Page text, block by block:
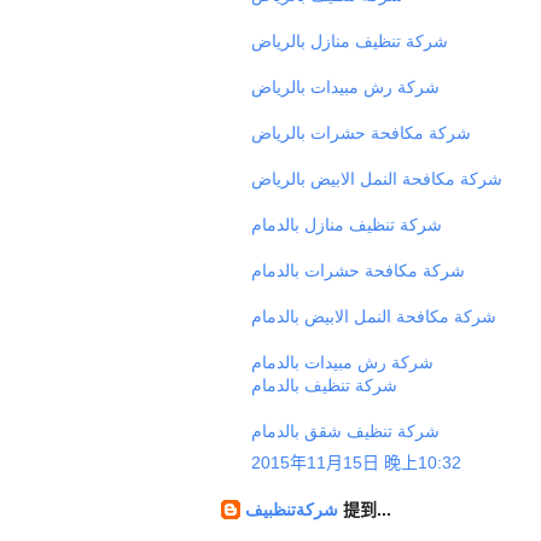
شركة تنظيف منازل بالرياض
شركة رش مبيدات بالرياض
شركة مكافحة حشرات بالرياض
شركة مكافحة النمل الابيض بالرياض
شركة تنظيف منازل بالدمام
شركة مكافحة حشرات بالدمام
شركة مكافحة النمل الابيض بالدمام
شركة رش مبيدات بالدمام
شركة تنظيف بالدمام
شركة تنظيف شقق بالدمام
2015年11月15日 晚上10:32
提到...